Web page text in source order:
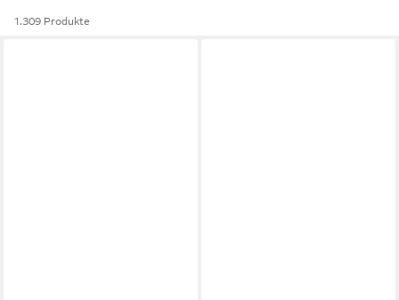
1.309 Produkte